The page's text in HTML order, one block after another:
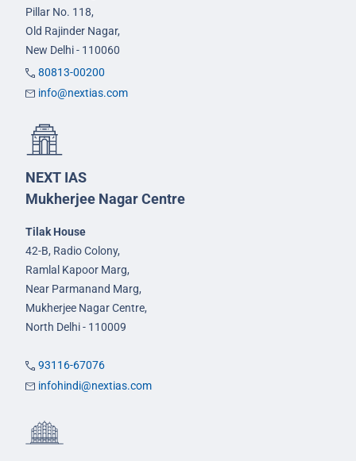
Pillar No. 118,
Old Rajinder Nagar,
New Delhi - 110060
80813-00200
info@nextias.com
NEXT IAS
Mukherjee Nagar Centre
Tilak House
42-B, Radio Colony,
Ramlal Kapoor Marg,
Near Parmanand Marg,
Mukherjee Nagar Centre,
North Delhi - 110009
93116-67076
infohindi@nextias.com